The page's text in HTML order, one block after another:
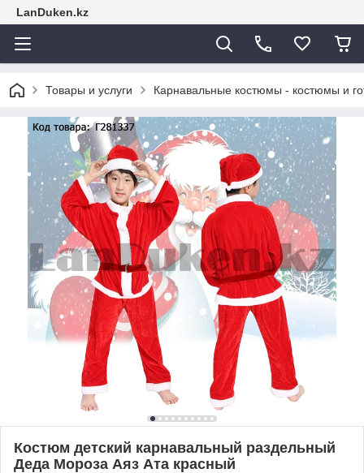
LanDuken.kz
Товары и услуги Карнавальные костюмы - костюмы и
Костюм детский карнавальный раздельный
Деда Мороза Аяз Ата красный